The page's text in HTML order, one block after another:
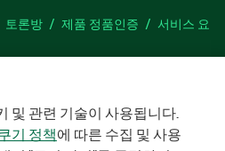
토론방 제품 정품인증
서비스 요
및 관련 기술이 사용됩니다.
기 정책에 따른 수집 및 사용